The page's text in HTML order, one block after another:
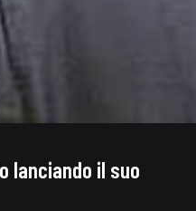
lanciando il suo